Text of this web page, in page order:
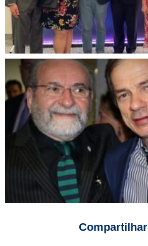
Compartilhar